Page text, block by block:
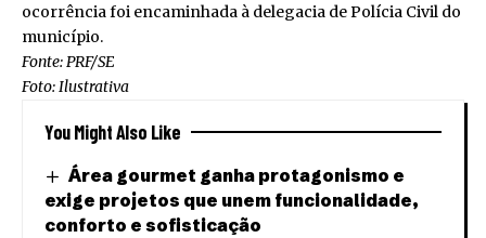
ocorrência foi encaminhada à delegacia de Polícia Civil do
município.
Fonte: PRF/SE
Foto: Ilustrativa
You Might Also Like
Área gourmet ganha protagonismo e
exige projetos que unem funcionalidade,
conforto e sofisticação